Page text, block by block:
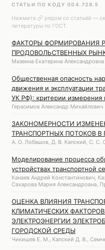
СТАТЬИ ПО КОДУ 004.728.5
Нажмите
рядом со статьёй —
литературы по ГОСТ.
ФАКТОРЫ ФОРМИРОВАНИЯ
ПРОДОВОЛЬСТВЕННЫХ
Мазеина Екатерина Александровна
Общественная опасность
движения и эксплуатации
УК РФ): критерии измерения
Герасимов Александр Михайлович
ЗАКОНОМЕРНОСТИ
ТРАНСПОРТНЫХ ПОТОКОВ В
А. О. Лобашов, Д. В. Капский, С. С.
Моделирование процесса
устройствах транспортной
Канаев Андрей Константинович,
Сахарова Мария Александровна,
ОЦЕНКА ВЛИЯНИЯ
КЛИМАТИЧЕСКИХ
ЭЛЕКТРОЭНЕРГИИ
ГОРОДСКОЙ СРЕДЫ
Чикишев Е. М., Капский Д. В.,